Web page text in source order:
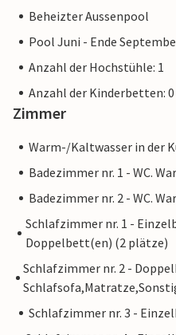
Beheizter Aussenpool
Pool Juni - Ende
Anzahl der Hochstühle: 1
Anzahl der Kinderbetten: 0
Zimmer
Warm-/Kaltwasser in der
Badezimmer nr. 1 - WC.
Badezimmer nr. 2 - WC.
Schlafzimmer nr. 1 -
Doppelbett(en) (2 plätze)
Schlafzimmer nr. 2 -
Schlafzimmer nr. 3 -